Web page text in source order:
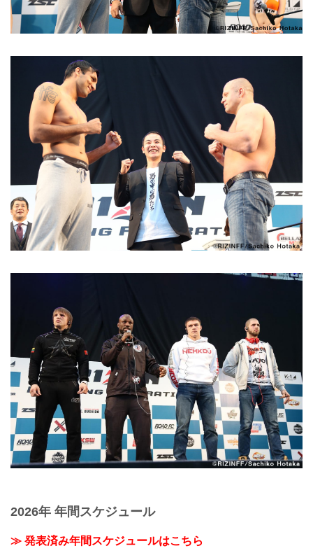
2026年 年間スケジュール
≫ 発表済み年間スケジュールはこちら